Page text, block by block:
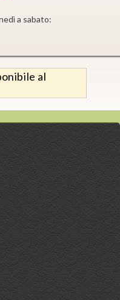
a sabato:
al